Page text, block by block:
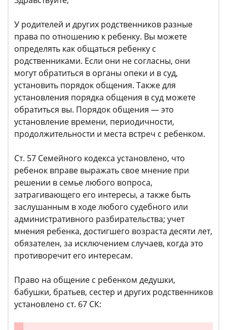
У родителей и других родственников разные
права по отношению к ребенку. Вы можете
определять как общаться ребенку с
родственниками. Если они не согласны, они
могут обратиться в органы опеки и в суд,
установить порядок общения. Также для
установления порядка общения в суд можете
обратиться вы. Порядок общения — это
установление времени, периодичности,
продолжительности и места встреч с ребенком.
Ст. 57 Семейного кодекса установлено, что
ребенок вправе выражать свое мнение при
решении в семье любого вопроса,
затрагивающего его интересы, а также быть
заслушанным в ходе любого судебного или
административного разбирательства; учет
мнения ребенка, достигшего возраста десяти лет,
обязателен, за исключением случаев, когда это
противоречит его интересам.
Право на общение с ребенком дедушки,
бабушки, братьев, сестер и других родственников
установлено ст. 67 СК: